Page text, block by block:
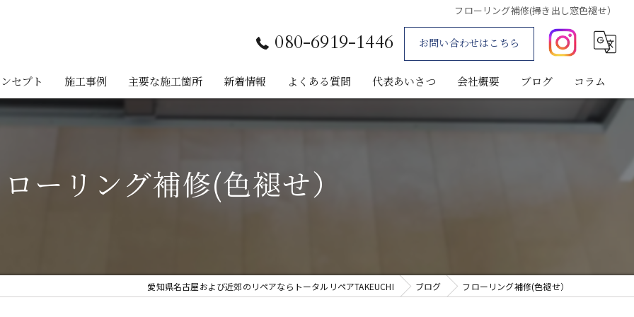
フローリング補修(掃き出し窓色褪せ）
080-6919-1446 お問い合わせはこちら
セプト 施工事例 主要な施工箇所
フローリング
巾木
新着情報 よくある質問 代表あいさつ 会社概要 ブログ コラム
ーリング補修(色褪せ）
愛知県名古屋および近郊のリペアならトータルリペアTAKEUCHI ブログ フローリング補修(色褪せ）